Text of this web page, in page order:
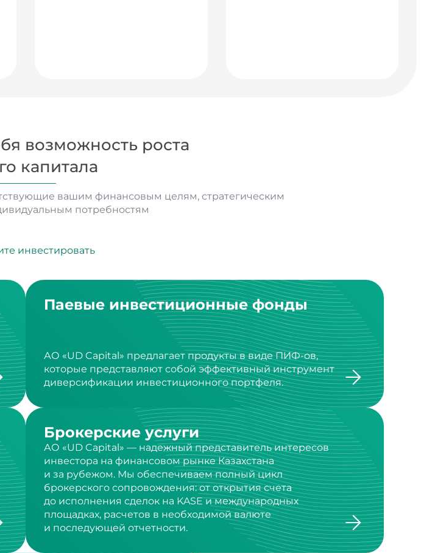
возможность роста
капитала
вашим финансовым целям, стратегическим
потребностям
инвестировать
Паевые инвестиционные фонды
АО «UD Capital» предлагает продукты в виде ПИФ-ов,
которые представляют собой эффективный инструмент
диверсификации инвестиционного портфеля.
Брокерские услуги
АО «UD Capital» — надежный представитель интересов
инвестора на финансовом рынке Казахстана
и за рубежом. Мы обеспечиваем полный цикл
брокерского сопровождения: от открытия счета
до исполнения сделок на KASE и международных
площадках, расчетов в необходимой валюте
и последующей отчетности.